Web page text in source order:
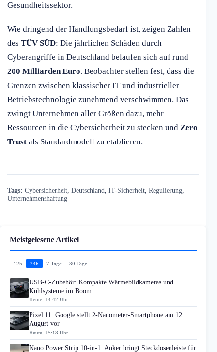
Gesundheitssektor.
Wie dringend der Handlungsbedarf ist, zeigen Zahlen
des TÜV SÜD: Die jährlichen Schäden durch
Cyberangriffe in Deutschland belaufen sich auf rund
200 Milliarden Euro. Beobachter stellen fest, dass die
Grenzen zwischen klassischer IT und industrieller
Betriebstechnologie zunehmend verschwimmen. Das
zwingt Unternehmen aller Größen dazu, mehr
Ressourcen in die Cybersicherheit zu stecken und Zero
Trust als Standardmodell zu etablieren.
Tags: Cybersicherheit Deutschland IT-Sicherheit Regulierung
Unternehmenshaftung
Meistgelesene Artikel
12h 24h 7 Tage 30 Tage
USB-C-Zubehör: Kompakte Wärmebildkameras und
Kühlsysteme im Boom
Heute, 14:42 Uhr
Pixel 11: Google stellt 2-Nanometer-Smartphone am 12.
August vor
Heute, 15:18 Uhr
Nano Power Strip 10-in-1: Anker bringt Steckdosenleiste für